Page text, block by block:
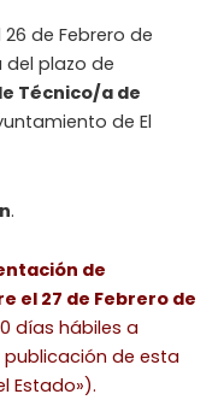
de Febrero de
del plazo de
Técnico/a de
de El
.
de
el 27 de Febrero de
días hábiles a
de esta
Estado»).